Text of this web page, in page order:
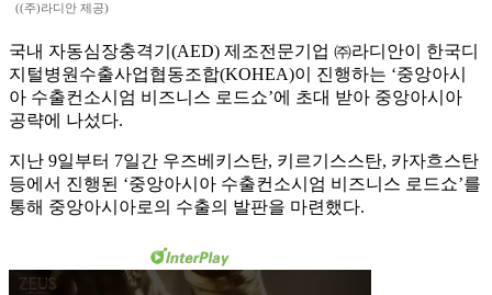
((주)라디안 제공)
국내 자동심장충격기(AED) 제조전문기업 ㈜라디안이 한국디
지털병원수출사업협동조합(KOHEA)이 진행하는 ‘중앙아시
아 수출컨소시엄 비즈니스 로드쇼’에 초대 받아 중앙아시아
공략에 나섰다.
지난 9일부터 7일간 우즈베키스탄, 키르기스스탄, 카자흐스탄
등에서 진행된 ‘중앙아시아 수출컨소시엄 비즈니스 로드쇼’를
통해 중앙아시아로의 수출의 발판을 마련했다.